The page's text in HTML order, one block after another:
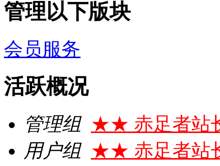
管理以下版块
会员服务
活跃概况
管理组 ★★ 赤足者
用户组 ★★ 赤足者